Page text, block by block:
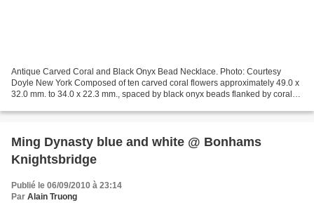
Antique Carved Coral and Black Onyx Bead Necklace. Photo: Courtesy
Doyle New York Composed of ten carved coral flowers approximately 49.0 x
32.0 mm. to 34.0 x 22.3 mm., spaced by black onyx beads flanked by coral
Ming Dynasty blue and white @ Bonhams
Knightsbridge
Publié le 06/09/2010 à 23:14
Par Alain Truong